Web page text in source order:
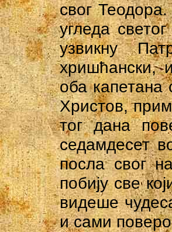
свог
угледа
узвикну
хришћански,
оба
Христов,
тог дана
седамдесет
посла свог
побију све
видеше
и сами